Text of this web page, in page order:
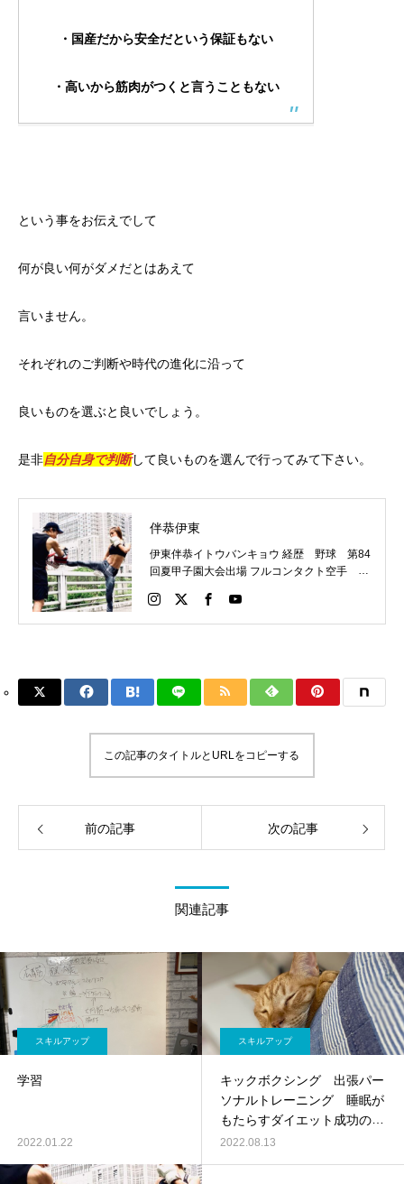
・国産だから安全だという保証もない
・高いから筋肉がつくと言うこともない
という事をお伝えでして
何が良い何がダメだとはあえて
言いません。
それぞれのご判断や時代の進化に沿って
良いものを選ぶと良いでしょう。
是非自分自身で判断して良いものを選んで行ってみて下さい。
伴恭伊東
伊東伴恭イトウバンキョウ 経歴 野球 第84
回夏甲子園大会出場 フルコンタクト空手 日
パーライト級新人王 FOKウェルター級王者
WMCライト級日本王者 トレーニング依頼は
この記事のタイトルとURLをコピーする
前の記事 次の記事
関連記事
スキルアップ
学習
2022.01.22
スキルアップ
キックボクシング 出張パー
ソナルトレーニング 睡眠が
もたらすダイエット成功の秘
訣
2022.08.13